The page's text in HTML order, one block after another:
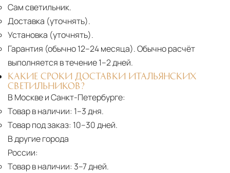
Сам светильник.
Доставка (уточнять).
Установка (уточнять).
Гарантия (обычно 12–24 месяца).Обычно расчёт
выполняется в течение 1–2 дней.
КАКИЕ СРОКИ ДОСТАВКИ ИТАЛЬЯНСКИХ
СВЕТИЛЬНИКОВ?
В Москве и Санкт-Петербурге:
Товар в наличии: 1–3 дня.
Товар под заказ: 10–30 дней.
В другие города
России:
Товар в наличии: 3–7 дней.